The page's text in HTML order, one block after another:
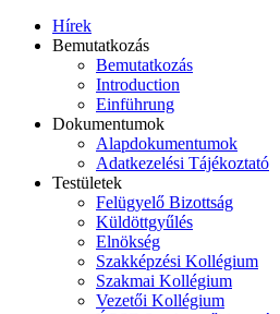
Hírek
Bemutatkozás
Bemutatkozás
Introduction
Einführung
Dokumentumok
Alapdokumentumok
Adatkezelési Tájékoztató
Testületek
Felügyelő Bizottság
Küldöttgyűlés
Elnökség
Szakképzési Kollégium
Szakmai Kollégium
Vezetői Kollégium